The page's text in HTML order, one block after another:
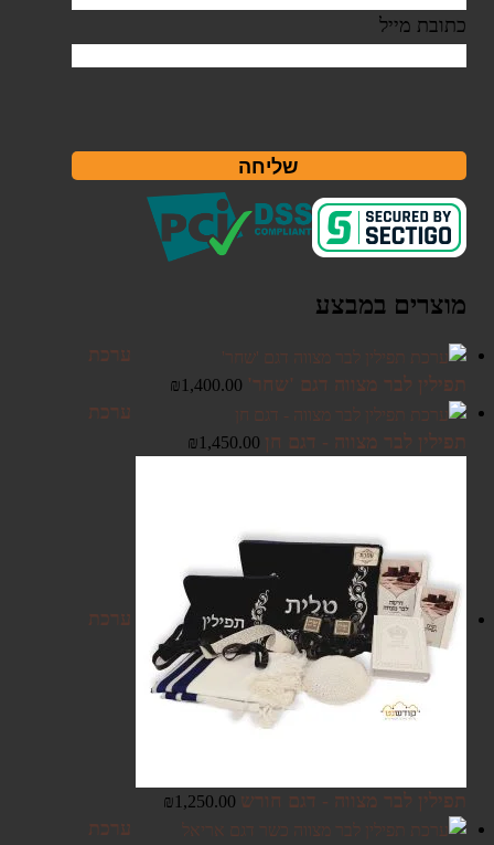
כתובת מייל
שליחה
מוצרים במבצע
ערכת
תפילין לבר מצווה דגם 'שחר'
₪1,400.00
ערכת
תפילין לבר מצווה - דגם חן
₪1,450.00
ערכת
תפילין לבר מצווה - דגם חורש ₪1,250.00
ערכת